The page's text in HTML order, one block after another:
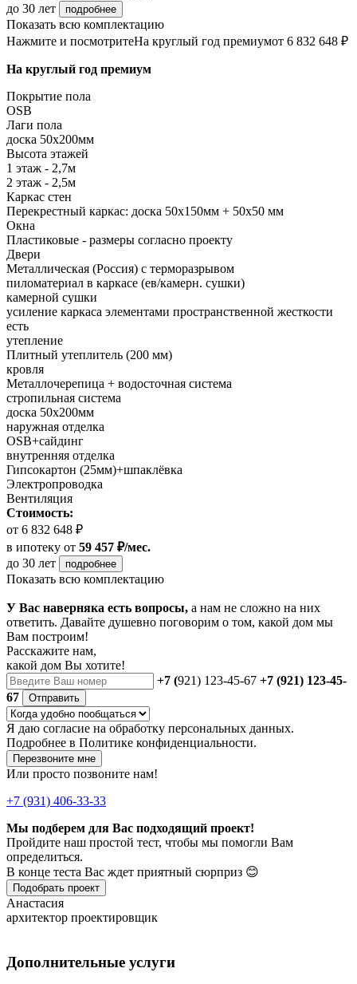
до 30 лет
подробнее
Показать всю комплектацию
Нажмите и посмотритеНа круглый год премиумот 6 832 648 ₽
На круглый год премиум
Покрытие пола
OSB
Лаги пола
доска 50х200мм
Высота этажей
1 этаж - 2,7м
2 этаж - 2,5м
Каркас стен
Перекрестный каркас: доска 50х150мм + 50х50 мм
Окна
Пластиковые - размеры согласно проекту
Двери
Металлическая (Россия) с терморазрывом
пиломатериал в каркасе (ев/камерн. сушки)
камерной сушки
усиление каркаса элементами пространственной жесткости
есть
утепление
Плитный утеплитель (200 мм)
кровля
Металлочерепица + водосточная система
стропильная система
доска 50х200мм
наружная отделка
OSB+сайдинг
внутренняя отделка
Гипсокартон (25мм)+шпаклёвка
Электропроводка
Вентиляция
Стоимость:
от 6 832 648 ₽
в ипотеку от 59 457 ₽/мес.
до 30 лет
подробнее
Показать всю комплектацию
У Вас наверняка есть вопросы, а нам не сложно на них
ответить. Давайте душевно поговорим о том, какой дом мы
Вам построим!
Расскажите нам,
какой дом Вы хотите!
+7 (921) 123-45-67 +7 (921) 123-45-
67
Отправить
Я даю согласие на обработку персональных данных.
Подробнее в Политике конфиденциальности.
Перезвоните мне
Или просто позвоните нам!
+7 (931) 406-33-33
Мы подберем для Вас подходящий проект!
Пройдите наш простой тест, чтобы мы помогли Вам
определиться.
В конце теста Вас ждет приятный сюрприз 😊
Подобрать проект
Анастасия
архитектор проектировщик
Дополнительные услуги